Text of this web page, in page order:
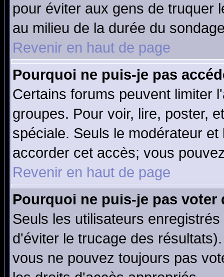
pour éviter aux gens de truquer
au milieu de la durée du
Revenir en haut de page
Pourquoi ne puis-je pas
Certains forums peuvent limiter
groupes. Pour voir, lire, poster,
spéciale. Seuls le modérateur
accorder cet accès; vous
Revenir en haut de page
Pourquoi ne puis-je pas voter
Seuls les utilisateurs
d'éviter le trucage des
vous ne pouvez toujours pas